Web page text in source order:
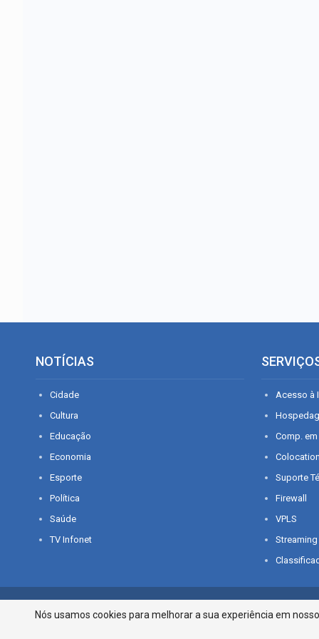
NOTÍCIAS
Cidade
Cultura
Educação
Economia
Esporte
Política
Saúde
TV Infonet
Acesso à
Comp.
Suporte
Firewall
VPLS
Streaming
© 2026 - O que é notícia em Sergipe. Todos os direitos reservados.
Nós usamos cookies para melhorar a sua experiência em